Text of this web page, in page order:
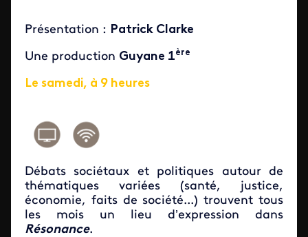
Présentation : Patrick Clarke
Une production Guyane 1ère
Le samedi, à 9 heures
Débats sociétaux et politiques autour de
thématiques variées (santé, justice,
économie, faits de société...) trouvent tous
les mois un lieu d’expression dans
Résonance.